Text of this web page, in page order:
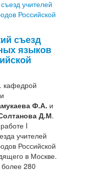
съезд
языков
кафедрой
Ф.А. и
Д.М.
I
учителей
Российской
в Москве.
280